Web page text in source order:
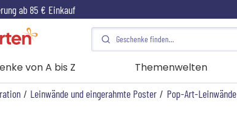
ab 85 € Einkauf
von A bis Z Themenwelten
/ Leinwände und eingerahmte Poster / Pop-Art-Leinwände